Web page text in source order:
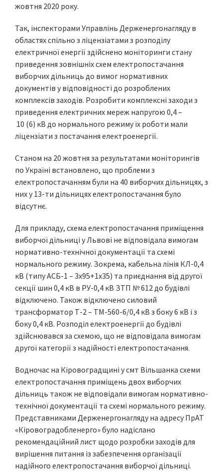
жовтня 2020 року.
Так, інспекторами Управлінь Держенергонагляду в
областях спільно з ліцензіатами з розподілу
електричної енергії здійснено моніторинги стану
приведення зовнішніх схем електропостачання
виборчих дільниць до вимог нормативних
документів у відповідності до розроблених
комплексів заходів. Розробити комплексні заходи з
приведення електричних мереж напругою 0,4 –
10 (6) кВ до нормального режиму їх роботи мали
ліцензіати з постачання електроенергії.
Станом на 20 жовтня за результатами моніторингів
по Україні встановлено, що проблеми з
електропостачанням були на 40 виборчих дільницях, з
них у 13-ти дільницях електропостачання було
відсутнє.
Для прикладу, схема електропостачання приміщення
виборчої дільниці у Львові не відповідала вимогам
нормативно-технічної документації та схемі
нормального режиму. Зокрема, кабельна лінія КЛ-0,4
кВ (типу АСБ-1 – 3х95+1х35) та приєднання від другої
секції шин 0,4 кВ в РУ-0,4 кВ ЗТП № 612 до будівлі
відключено. Також відключено силовий
трансформатор Т-2 – ТМ-560-6/0,4 кВ з боку 6 кВ і з
боку 0,4 кВ. Розподіл електроенергії до будівлі
здійснювався за схемою, що не відповідала вимогам
другої категорії з надійності електропостачання.
Водночас на Кіровоградщині у смт Вільшанка схеми
електропостачання приміщень двох виборчих
дільниць також не відповідали вимогам нормативно-
технічної документації та схемі нормального режиму.
Представниками Держенергонагляду на адресу ПрАТ
«Кіровоградобленерго» було надіслано
рекомендаційний лист щодо розробки заходів для
вирішення питання із забезпечення організації
надійного електропостачання виборчої дільниці.